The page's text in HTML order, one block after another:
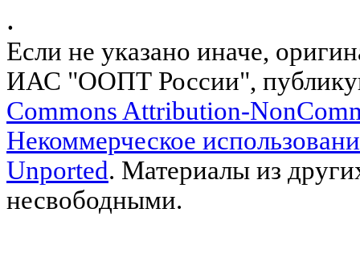
.
Если не указано иначе,
ИАС "ООПТ России",
Commons Attribution-
Некоммерческое
Unported. Материалы из
несвободными.